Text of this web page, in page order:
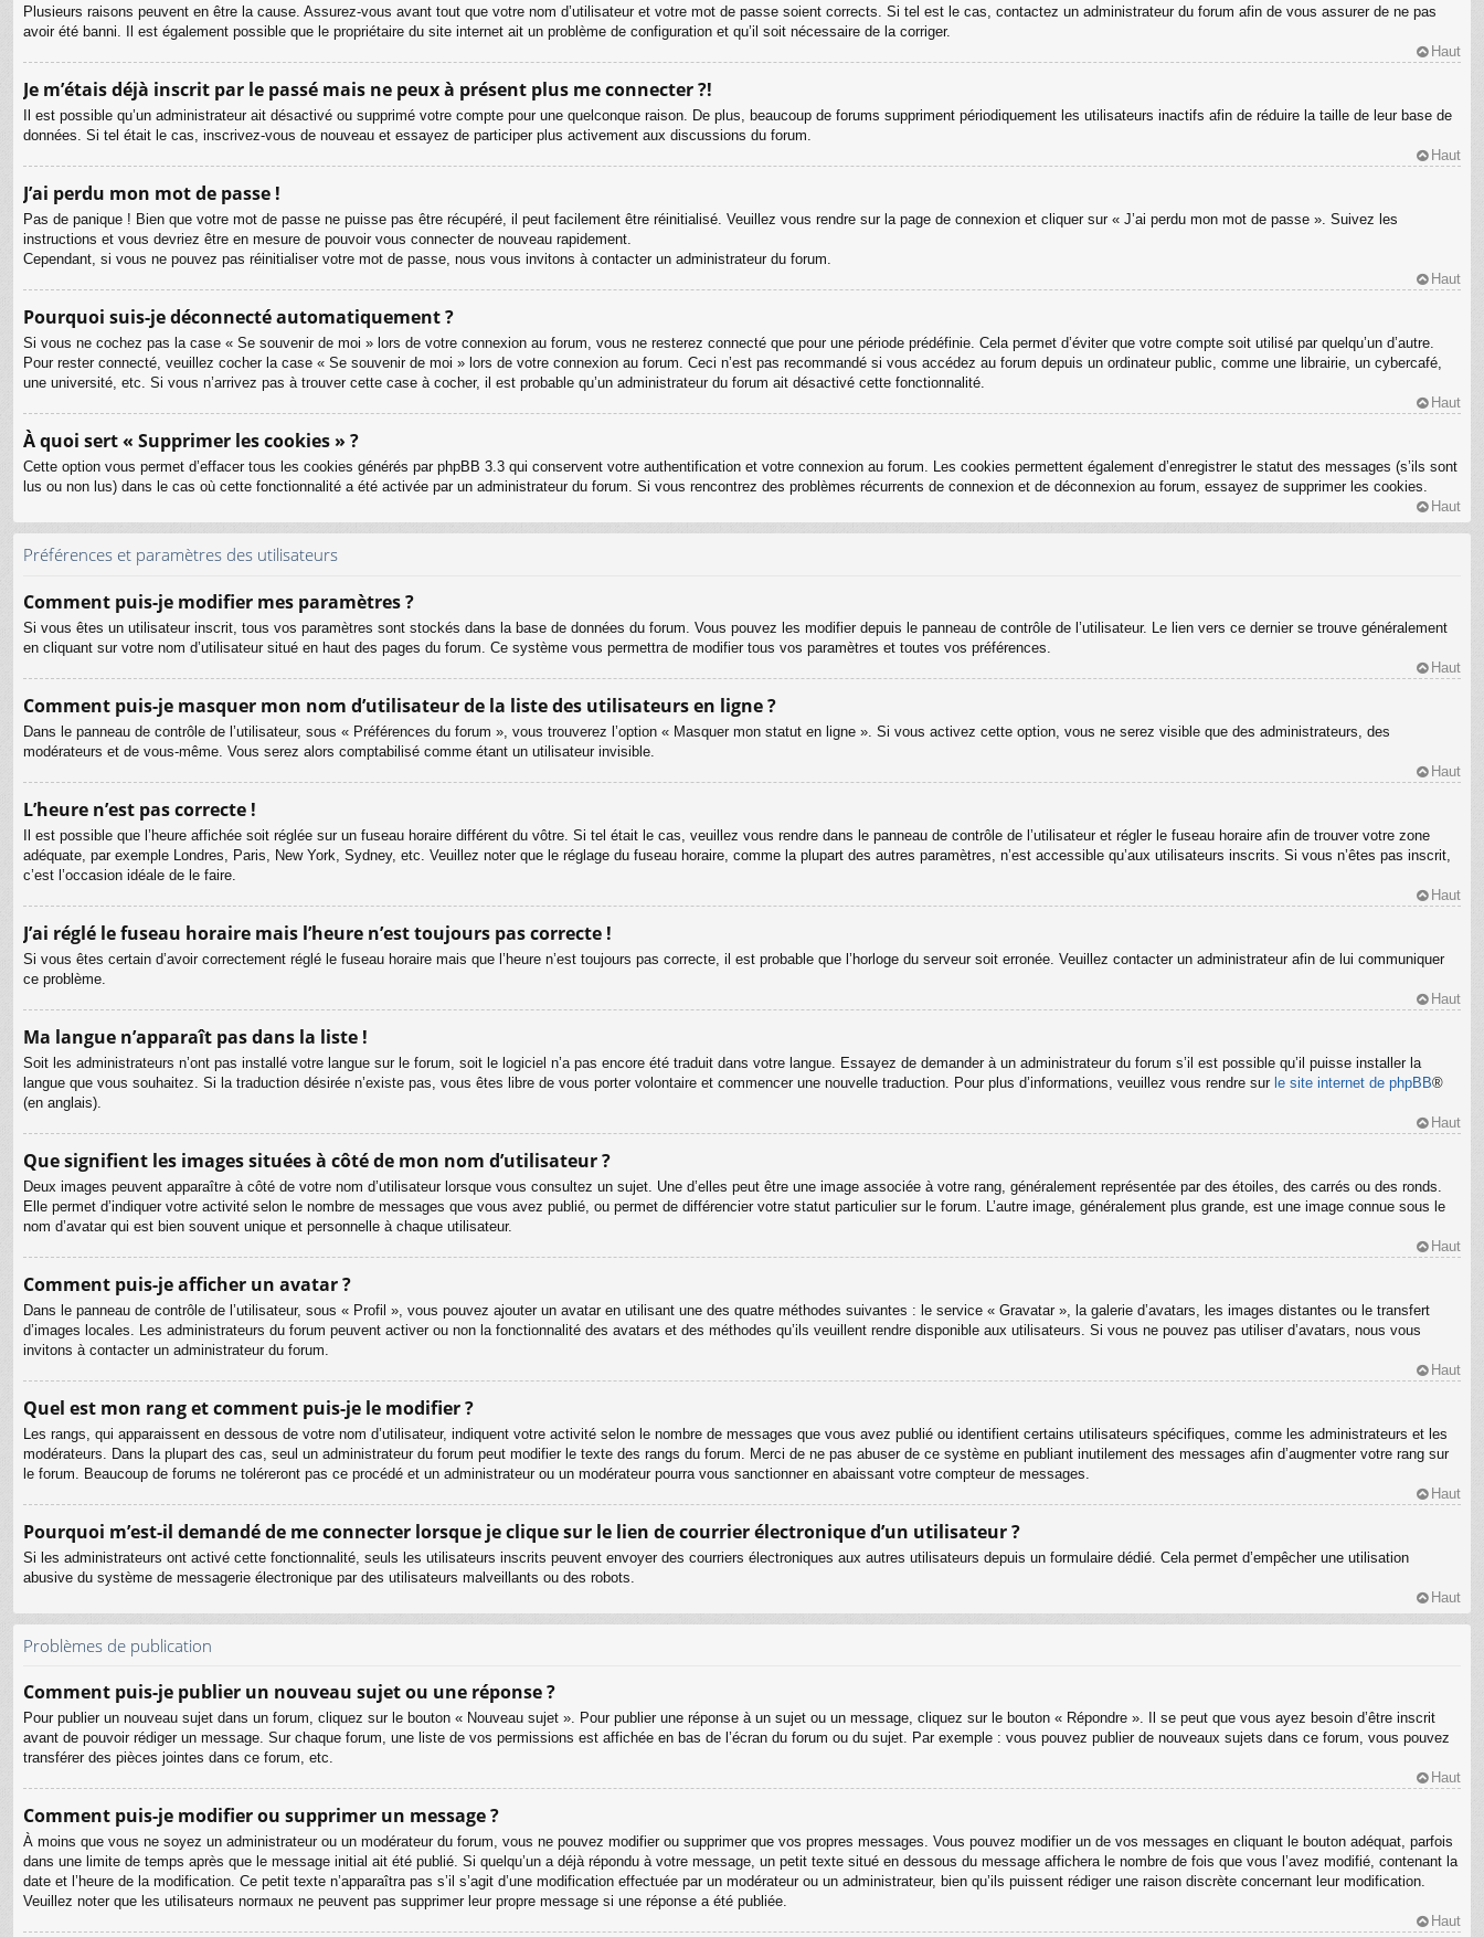
Plusieurs raisons peuvent en être la cause. Assurez-vous avant tout que votre nom d’utilisateur et votre mot de passe soient corrects. Si tel est le cas, contactez un administrateur du forum afin de vous assurer de ne pas
avoir été banni. Il est également possible que le propriétaire du site internet ait un problème de configuration et qu’il soit nécessaire de la corriger.
Haut
Je m’étais déjà inscrit par le passé mais ne peux à présent plus me connecter ?!
Il est possible qu’un administrateur ait désactivé ou supprimé votre compte pour une quelconque raison. De plus, beaucoup de forums suppriment périodiquement les utilisateurs inactifs afin de réduire la taille de leur base de
données. Si tel était le cas, inscrivez-vous de nouveau et essayez de participer plus activement aux discussions du forum.
Haut
J’ai perdu mon mot de passe !
Pas de panique ! Bien que votre mot de passe ne puisse pas être récupéré, il peut facilement être réinitialisé. Veuillez vous rendre sur la page de connexion et cliquer sur « J’ai perdu mon mot de passe ». Suivez les
instructions et vous devriez être en mesure de pouvoir vous connecter de nouveau rapidement.
Cependant, si vous ne pouvez pas réinitialiser votre mot de passe, nous vous invitons à contacter un administrateur du forum.
Haut
Pourquoi suis-je déconnecté automatiquement ?
Si vous ne cochez pas la case « Se souvenir de moi » lors de votre connexion au forum, vous ne resterez connecté que pour une période prédéfinie. Cela permet d’éviter que votre compte soit utilisé par quelqu’un d’autre.
Pour rester connecté, veuillez cocher la case « Se souvenir de moi » lors de votre connexion au forum. Ceci n’est pas recommandé si vous accédez au forum depuis un ordinateur public, comme une librairie, un cybercafé,
une université, etc. Si vous n’arrivez pas à trouver cette case à cocher, il est probable qu’un administrateur du forum ait désactivé cette fonctionnalité.
Haut
À quoi sert « Supprimer les cookies » ?
Cette option vous permet d’effacer tous les cookies générés par phpBB 3.3 qui conservent votre authentification et votre connexion au forum. Les cookies permettent également d’enregistrer le statut des messages (s’ils sont
lus ou non lus) dans le cas où cette fonctionnalité a été activée par un administrateur du forum. Si vous rencontrez des problèmes récurrents de connexion et de déconnexion au forum, essayez de supprimer les cookies.
Haut
Préférences et paramètres des utilisateurs
Comment puis-je modifier mes paramètres ?
Si vous êtes un utilisateur inscrit, tous vos paramètres sont stockés dans la base de données du forum. Vous pouvez les modifier depuis le panneau de contrôle de l’utilisateur. Le lien vers ce dernier se trouve généralement
en cliquant sur votre nom d’utilisateur situé en haut des pages du forum. Ce système vous permettra de modifier tous vos paramètres et toutes vos préférences.
Haut
Comment puis-je masquer mon nom d’utilisateur de la liste des utilisateurs en ligne ?
Dans le panneau de contrôle de l’utilisateur, sous « Préférences du forum », vous trouverez l’option « Masquer mon statut en ligne ». Si vous activez cette option, vous ne serez visible que des administrateurs, des
modérateurs et de vous-même. Vous serez alors comptabilisé comme étant un utilisateur invisible.
Haut
L’heure n’est pas correcte !
Il est possible que l’heure affichée soit réglée sur un fuseau horaire différent du vôtre. Si tel était le cas, veuillez vous rendre dans le panneau de contrôle de l’utilisateur et régler le fuseau horaire afin de trouver votre zone
adéquate, par exemple Londres, Paris, New York, Sydney, etc. Veuillez noter que le réglage du fuseau horaire, comme la plupart des autres paramètres, n’est accessible qu’aux utilisateurs inscrits. Si vous n’êtes pas inscrit,
c’est l’occasion idéale de le faire.
Haut
J’ai réglé le fuseau horaire mais l’heure n’est toujours pas correcte !
Si vous êtes certain d’avoir correctement réglé le fuseau horaire mais que l’heure n’est toujours pas correcte, il est probable que l’horloge du serveur soit erronée. Veuillez contacter un administrateur afin de lui communiquer
ce problème.
Haut
Ma langue n’apparaît pas dans la liste !
Soit les administrateurs n’ont pas installé votre langue sur le forum, soit le logiciel n’a pas encore été traduit dans votre langue. Essayez de demander à un administrateur du forum s’il est possible qu’il puisse installer la
langue que vous souhaitez. Si la traduction désirée n’existe pas, vous êtes libre de vous porter volontaire et commencer une nouvelle traduction. Pour plus d’informations, veuillez vous rendre sur le site internet de phpBB®
(en anglais).
Haut
Que signifient les images situées à côté de mon nom d’utilisateur ?
Deux images peuvent apparaître à côté de votre nom d’utilisateur lorsque vous consultez un sujet. Une d’elles peut être une image associée à votre rang, généralement représentée par des étoiles, des carrés ou des ronds.
Elle permet d’indiquer votre activité selon le nombre de messages que vous avez publié, ou permet de différencier votre statut particulier sur le forum. L’autre image, généralement plus grande, est une image connue sous le
nom d’avatar qui est bien souvent unique et personnelle à chaque utilisateur.
Haut
Comment puis-je afficher un avatar ?
Dans le panneau de contrôle de l’utilisateur, sous « Profil », vous pouvez ajouter un avatar en utilisant une des quatre méthodes suivantes : le service « Gravatar », la galerie d’avatars, les images distantes ou le transfert
d’images locales. Les administrateurs du forum peuvent activer ou non la fonctionnalité des avatars et des méthodes qu’ils veuillent rendre disponible aux utilisateurs. Si vous ne pouvez pas utiliser d’avatars, nous vous
invitons à contacter un administrateur du forum.
Haut
Quel est mon rang et comment puis-je le modifier ?
Les rangs, qui apparaissent en dessous de votre nom d’utilisateur, indiquent votre activité selon le nombre de messages que vous avez publié ou identifient certains utilisateurs spécifiques, comme les administrateurs et les
modérateurs. Dans la plupart des cas, seul un administrateur du forum peut modifier le texte des rangs du forum. Merci de ne pas abuser de ce système en publiant inutilement des messages afin d’augmenter votre rang sur
le forum. Beaucoup de forums ne toléreront pas ce procédé et un administrateur ou un modérateur pourra vous sanctionner en abaissant votre compteur de messages.
Haut
Pourquoi m’est-il demandé de me connecter lorsque je clique sur le lien de courrier électronique d’un utilisateur ?
Si les administrateurs ont activé cette fonctionnalité, seuls les utilisateurs inscrits peuvent envoyer des courriers électroniques aux autres utilisateurs depuis un formulaire dédié. Cela permet d’empêcher une utilisation
abusive du système de messagerie électronique par des utilisateurs malveillants ou des robots.
Haut
Problèmes de publication
Comment puis-je publier un nouveau sujet ou une réponse ?
Pour publier un nouveau sujet dans un forum, cliquez sur le bouton « Nouveau sujet ». Pour publier une réponse à un sujet ou un message, cliquez sur le bouton « Répondre ». Il se peut que vous ayez besoin d’être inscrit
avant de pouvoir rédiger un message. Sur chaque forum, une liste de vos permissions est affichée en bas de l’écran du forum ou du sujet. Par exemple : vous pouvez publier de nouveaux sujets dans ce forum, vous pouvez
transférer des pièces jointes dans ce forum, etc.
Haut
Comment puis-je modifier ou supprimer un message ?
À moins que vous ne soyez un administrateur ou un modérateur du forum, vous ne pouvez modifier ou supprimer que vos propres messages. Vous pouvez modifier un de vos messages en cliquant le bouton adéquat, parfois
dans une limite de temps après que le message initial ait été publié. Si quelqu’un a déjà répondu à votre message, un petit texte situé en dessous du message affichera le nombre de fois que vous l’avez modifié, contenant la
date et l’heure de la modification. Ce petit texte n’apparaîtra pas s’il s’agit d’une modification effectuée par un modérateur ou un administrateur, bien qu’ils puissent rédiger une raison discrète concernant leur modification.
Veuillez noter que les utilisateurs normaux ne peuvent pas supprimer leur propre message si une réponse a été publiée.
Haut